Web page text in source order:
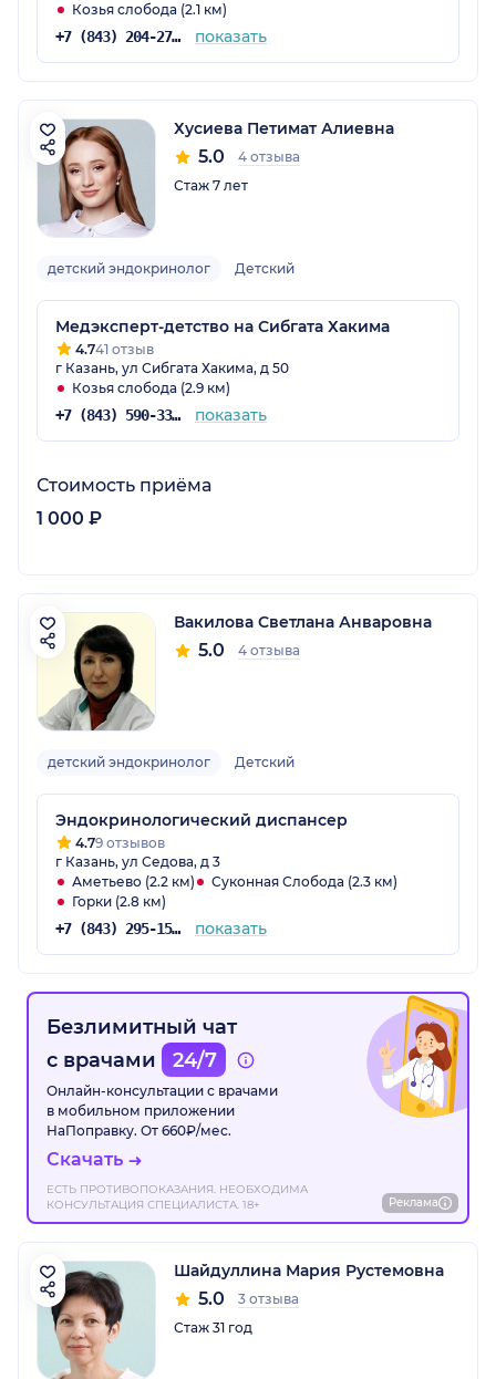
Козья слобода (2.1 км)
+7 (843) 204-27-00 показать
Хусиева Петимат Алиевна
5.0
4 отзыва
Стаж 7 лет
детский эндокринолог Детский
Медэксперт-детство на Сибгата Хакима
4.741 отзыв
г Казань, ул Сибгата Хакима, д 50
Козья слобода (2.9 км)
+7 (843) 590-33-33 показать
Стоимость приёма
1 000 ₽
Вакилова Светлана Анваровна
5.0 4 отзыва
детский эндокринолог Детский
Эндокринологический диспансер
4.79 отзывов
г Казань, ул Седова, д 3
Аметьево (2.2 км)
Суконная Слобода (2.3 км)
Горки (2.8 км)
+7 (843) 295-15-24 показать
Безлимитный чат
с врачами
24/7
Онлайн-консультации с врачами
в мобильном приложении
НаПоправку. От 660₽/мес.
Скачать
ЕСТЬ ПРОТИВОПОКАЗАНИЯ. НЕОБХОДИМА
КОНСУЛЬТАЦИЯ СПЕЦИАЛИСТА. 18+
Реклама
Шайдуллина Мария Рустемовна
5.0
3 отзыва
Стаж 31 год